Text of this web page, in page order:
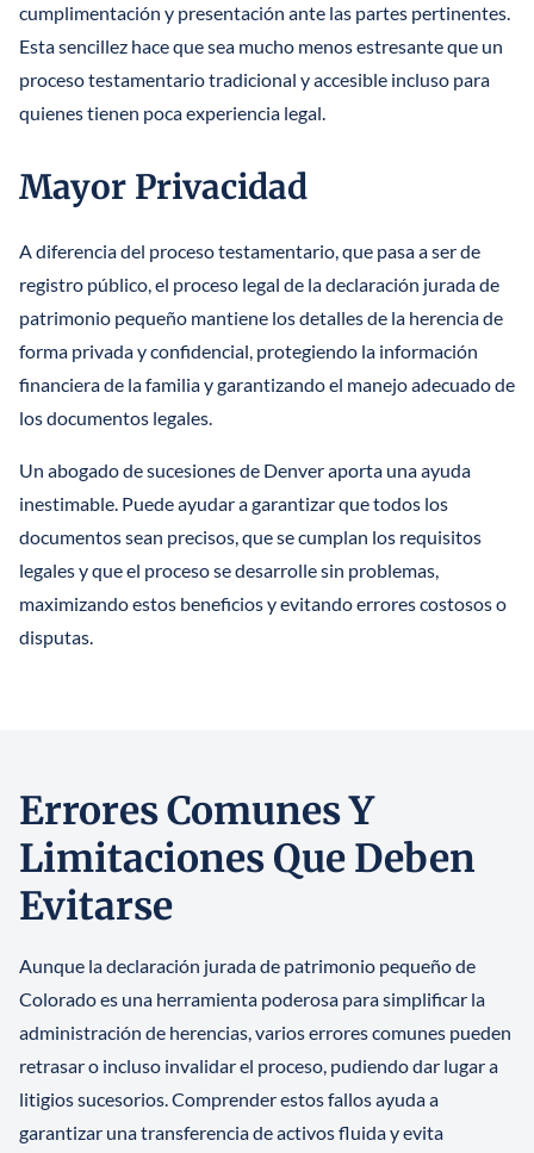
cumplimentación y presentación ante las partes pertinentes.
Esta sencillez hace que sea mucho menos estresante que un
proceso testamentario tradicional y accesible incluso para
quienes tienen poca experiencia legal.
Mayor Privacidad
A diferencia del proceso testamentario, que pasa a ser de
registro público, el proceso legal de la declaración jurada de
patrimonio pequeño mantiene los detalles de la herencia de
forma privada y confidencial, protegiendo la información
financiera de la familia y garantizando el manejo adecuado de
los documentos legales.
Un abogado de sucesiones de Denver aporta una ayuda
inestimable. Puede ayudar a garantizar que todos los
documentos sean precisos, que se cumplan los requisitos
legales y que el proceso se desarrolle sin problemas,
maximizando estos beneficios y evitando errores costosos o
disputas.
Errores Comunes Y
Limitaciones Que Deben
Evitarse
Aunque la declaración jurada de patrimonio pequeño de
Colorado es una herramienta poderosa para simplificar la
administración de herencias, varios errores comunes pueden
retrasar o incluso invalidar el proceso, pudiendo dar lugar a
litigios sucesorios. Comprender estos fallos ayuda a
garantizar una transferencia de activos fluida y evita